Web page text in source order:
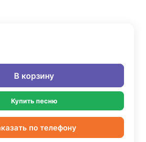
В корзину
Купить песню
по телефону